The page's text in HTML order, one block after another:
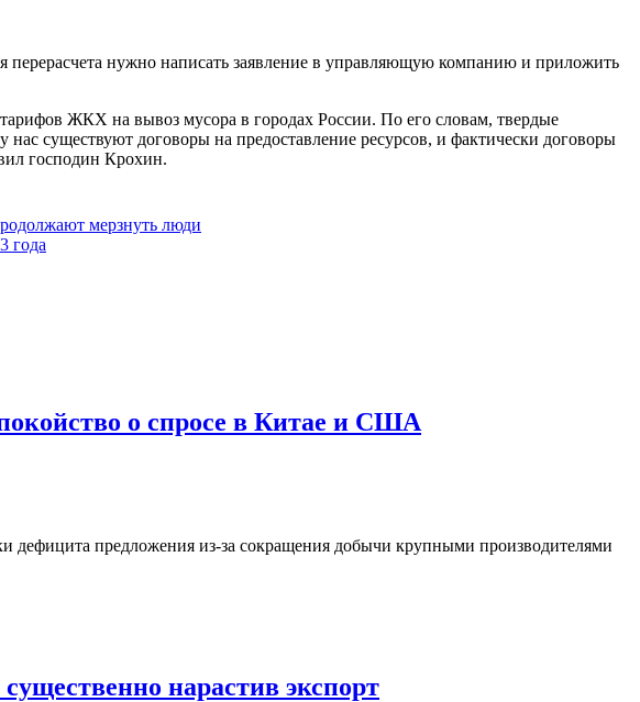
нужно написать заявление в управляющую компанию и приложить
ЖКХ на вывоз мусора в городах России. По его словам, твердые
существуют договоры на предоставление ресурсов, и фактически договоры
господин Крохин.
мерзнуть люди
года
о спросе в Китае и США
дефицита предложения из-за сокращения добычи крупными производителями
нарастив экспорт